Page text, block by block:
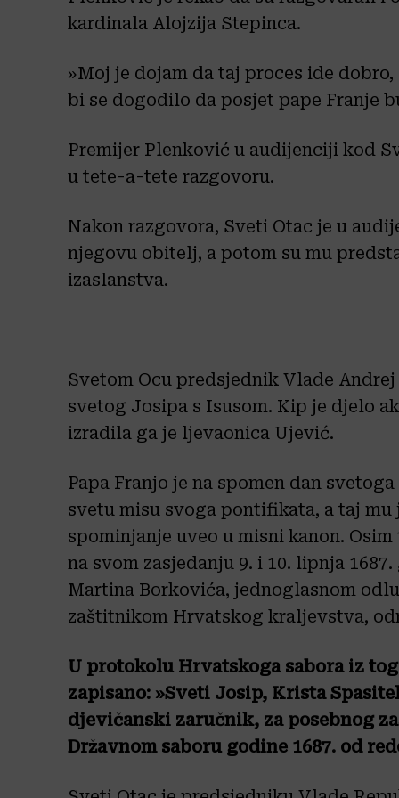
kardinala Alojzija Stepinca.
»Moj je dojam da taj proces ide
bi se dogodilo da posjet pape Franje
Premijer Plenković u audijenciji kod
u tete-a-tete razgovoru.
Nakon razgovora, Sveti Otac je u
njegovu obitelj, a potom su mu
izaslanstva.
Svetom Ocu predsjednik Vlade
svetog Josipa s Isusom. Kip je djelo
izradila ga je ljevaonica Ujević.
Papa Franjo je na spomen dan
svetu misu svoga pontifikata, a taj
spominjanje uveo u misni kanon.
na svom zasjedanju 9. i 10. lipnja
Martina Borkovića, jednoglasnom
zaštitnikom Hrvatskog kraljevstva,
U protokolu Hrvatskoga sabora iz
zapisano: »Sveti Josip, Krista
djevičanski zaručnik, za posebnog
Državnom saboru godine 1687. od